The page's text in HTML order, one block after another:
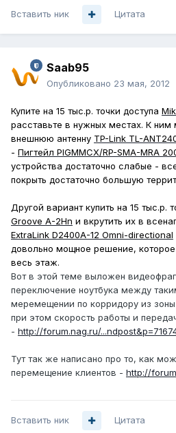
Вставить ник Цитата
Saab95
Опубликовано 23 мая, 2012
Купите на 15 тыс.р. точки доступа
расставьте в нужных местах. К
внешнюю антенну TP-Link TL-
- Пигтейл PIGMMCX/RP-SMA-MRA
устройства достаточно слабые -
покрыть достаточно большую
Другой вариант купить на 15 тыс.р.
Groove A-2Hn и вкрутить их в
ExtraLink D2400A-12 Omni-directional
довольно мощное решение, которое
весь этаж.
Вот в этой теме выложен
переключение ноутбука между
меремещении по корридору из зоны
при этом скорость работы и
- http://forum.nag.ru/
Тут так же написано про то, как
перемещение клиентов - http://
Вставить ник Цитата